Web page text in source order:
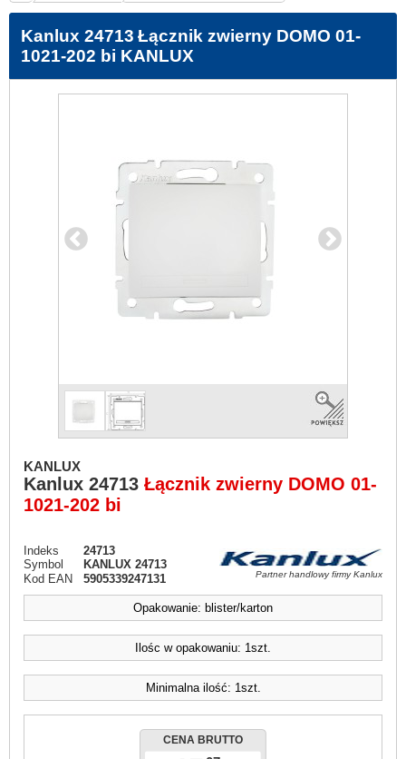
Kanlux 24713 Łącznik zwierny DOMO 01-
1021-202 bi KANLUX
KANLUX
Kanlux 24713 Łącznik zwierny DOMO 01-
1021-202 bi
Indeks
24713
Symbol
KANLUX 24713
Kod EAN
5905339247131 Partner handlowy firmy Kanlux
Opakowanie: blister/karton
Ilośc w opakowaniu: 1szt.
Minimalna ilość: 1szt.
CENA BRUTTO